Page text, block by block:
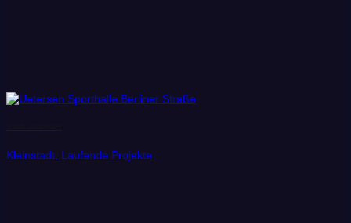
Kleinstadt, Laufende Projekte